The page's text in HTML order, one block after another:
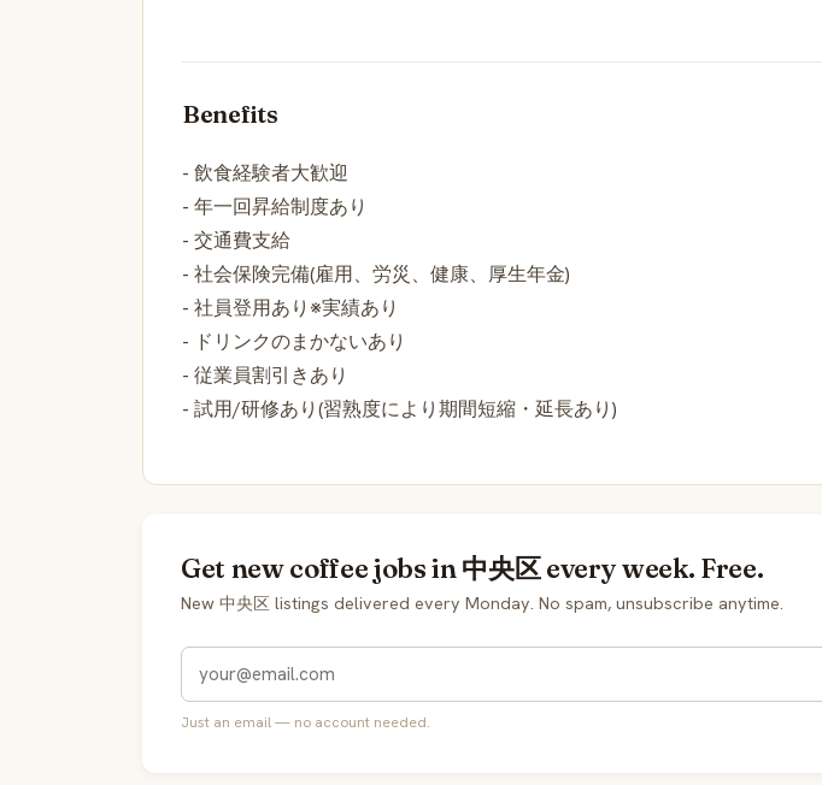
Benefits
- 飲食経験者大歓迎
- 年一回昇給制度あり
- 交通費支給
- 社会保険完備(雇用、労災、健康、厚生年金)
- 社員登用あり※実績あり
- ドリンクのまかないあり
- 従業員割引きあり
- 試用/研修あり(習熟度により期間短縮・延長あり)
Get new coffee jobs in 中央区 every week. Free.
New 中央区 listings delivered every Monday. No spam, unsubscribe anytime.
Just an email — no account needed.